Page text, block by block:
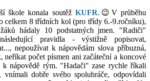
škole konala soutěž KUFR.😉V průběhu
celkem 8 třídních kol (pro třídy 6.-9.ročníku),
hádaly 10 podstatných jmen. "Radiči"
pravidla - výstižně popisovat,
nepoužívat k nápovědám slova příbuzná,
neříkat počet písmen ani začáteční a koncové
k nápovědě rým. "Hadači" zase rychle říkali
vnímali dobře svého spoluhráče, odpovídali